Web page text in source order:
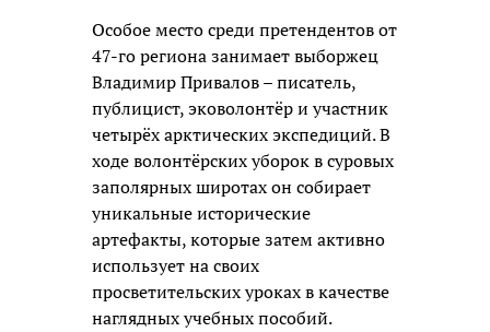
Особое место среди претендентов от
47-го региона занимает выборжец
Владимир Привалов – писатель,
публицист, эковолонтёр и участник
четырёх арктических экспедиций. В
ходе волонтёрских уборок в суровых
заполярных широтах он собирает
уникальные исторические
артефакты, которые затем активно
использует на своих
просветительских уроках в качестве
наглядных учебных пособий.